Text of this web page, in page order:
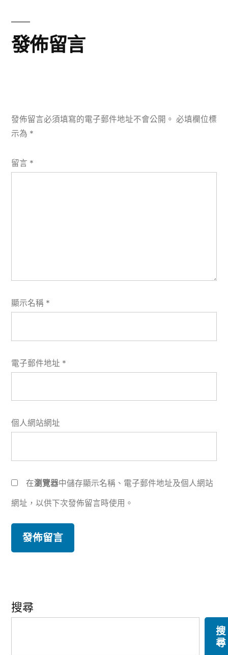
發佈留言
發佈留言必須填寫的電子郵件地址不會公開。 必填欄位標
示為 *
留言 *
顯示名稱 *
電子郵件地址 *
個人網站網址
在瀏覽器中儲存顯示名稱、電子郵件地址及個人網站
網址，以供下次發佈留言時使用。
搜尋
搜
尋